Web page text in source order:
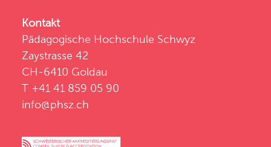
Kontakt
Pädagogische Hochschule Schwyz
Zaystrasse 42
CH-6410 Goldau
T +41 41 859 05 90
info@phsz.ch